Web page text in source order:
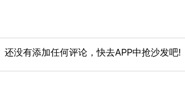
还没有添加任何评论，快去APP中抢沙发吧!